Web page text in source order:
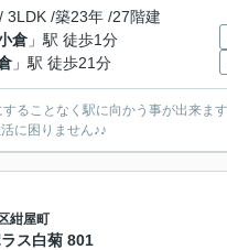
3LDK /築23年 /27階建
倉 」駅 徒歩1分
」駅 徒歩21分
ることなく駅に向かう事が出来ま
に困りません♪♪
紺屋町
ス白菊 801